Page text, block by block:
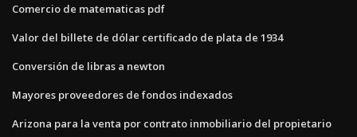
Comercio de matematicas pdf
Valor del billete de dólar certificado de plata de 1934
Conversión de libras a newton
Mayores proveedores de fondos indexados
Arizona para la venta por contrato inmobiliario del propietario